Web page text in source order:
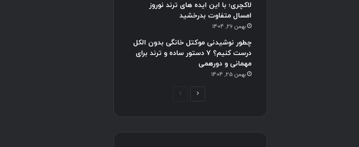
لاکچری؛ با این ایده های ترند نوروز
امسال متفاوت بدرخشید
بهمن 26, 1404
چطور نوشیدنی موکتل خانگی بدون الکل
درست کنیم؟ ۷ دستور ساده و ترند برای
مهمانی و دورهمی
بهمن 25, 1404